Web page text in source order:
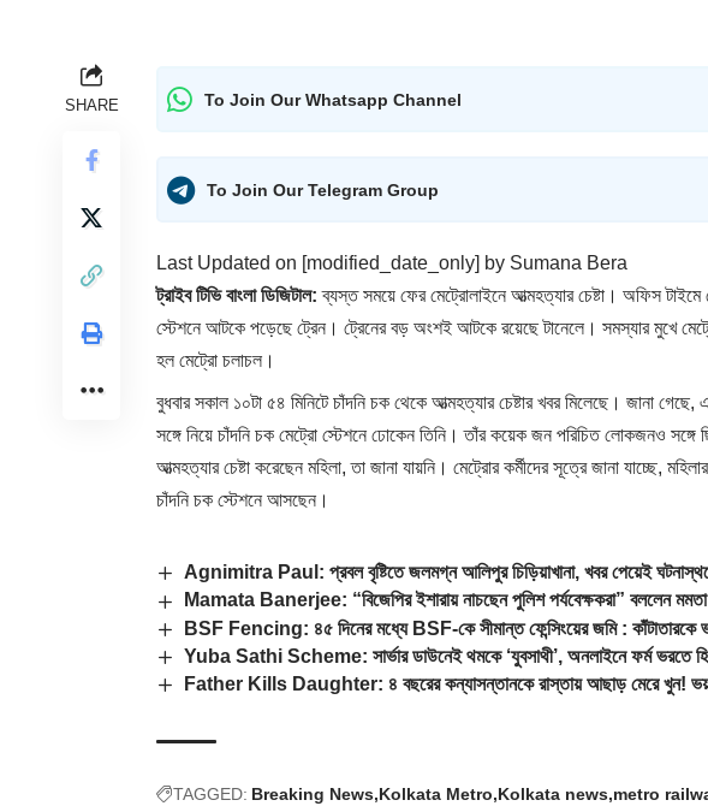
SHARE To Join Our Whatsapp Channel
To Join Our Telegram Group
Last Updated on [modified_date_only] by Sumana Bera
ট্রাইব টিভি বাংলা ডিজিটাল:ব্যস্ত সময়ে ফের মেট্রোলাইনে আত্মহত্যার চেষ্টা। অফিস টাইমে
স্টেশনে আটকে পড়েছে ট্রেন। ট্রেনের বড় অংশই আটকে রয়েছে টানেলে। সমস্যার মুখে
হল মেট্রো চলাচল।
বুধবার সকাল ১০টা ৫৪ মিনিটে চাঁদনি চক থেকে আত্মহত্যার চেষ্টার খবর মিলেছে। জানা
সঙ্গে নিয়ে চাঁদনি চক মেট্রো স্টেশনে ঢোকেন তিনি। তাঁর কয়েক জন পরিচিত লোকজনও সঙ্গে
আত্মহত্যার চেষ্টা করেছেন মহিলা, তা জানা যায়নি। মেট্রোর কর্মীদের সূত্রে জানা যাচ্ছে,
চাঁদনি চক স্টেশনে আসছেন।
Agnimitra Paul: প্রবল বৃষ্টিতে জলমগ্ন আলিপুর চিড়িয়াখানা, খবর পেয়েই
Mamata Banerjee: “বিজেপির ইশারায় নাচছেন পুলিশ পর্যবেক্ষকরা” বললেন মমতা
BSF Fencing: ৪৫ দিনের মধ্যে BSF-কে সীমান্ত ফেন্সিংয়ের জমি : কাঁটাতারকে ভয়
Yuba Sathi Scheme: সার্ভার ডাউনেই থমকে ‘যুবসাথী’, অনলাইনে ফর্ম ভরতে
Father Kills Daughter: ৪ বছরের কন্যাসন্তানকে রাস্তায় আছাড় মেরে খুন!
TAGGED: Breaking News Kolkata Metro Kolkata news metro